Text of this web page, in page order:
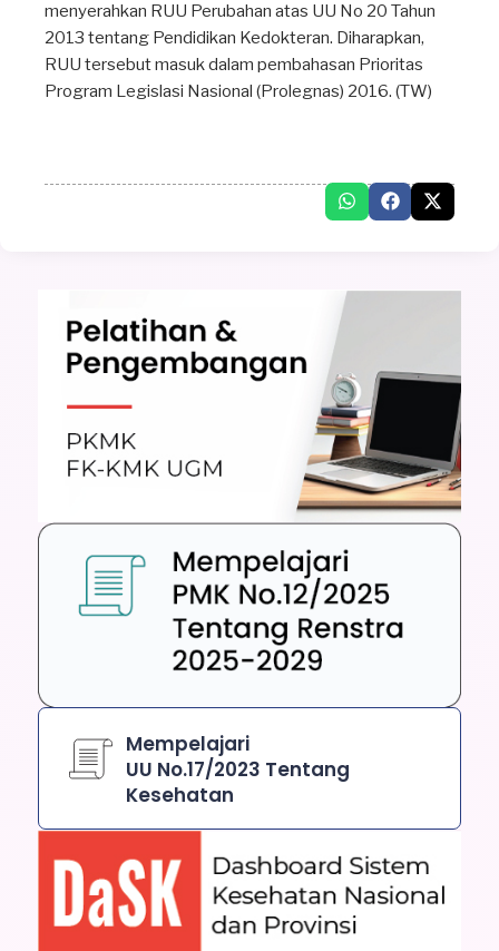
menyerahkan RUU Perubahan atas UU No 20 Tahun
2013 tentang Pendidikan Kedokteran. Diharapkan,
RUU tersebut masuk dalam pembahasan Prioritas
Program Legislasi Nasional (Prolegnas) 2016. (TW)
Mempelajari
UU No.17/2023 Tentang
Kesehatan